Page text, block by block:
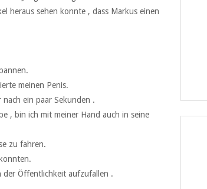
heraus sehen konnte , dass Markus einen
meinen Penis.
ein paar Sekunden .
, bin ich mit meiner Hand auch in seine
zu fahren.
der Öffentlichkeit aufzufallen .